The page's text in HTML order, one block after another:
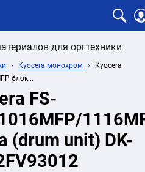
для оргтехники
Kyocera монохром
Kyocera
блок...
FS-
(drum unit) DK-